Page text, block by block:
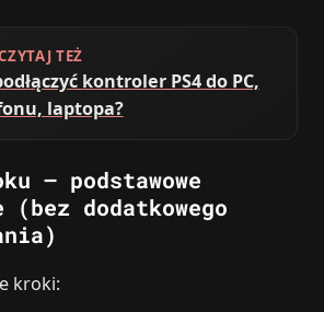
TEŻ
kontroler PS4 do PC,
laptopa?
– podstawowe
(bez dodatkowego
kroki: